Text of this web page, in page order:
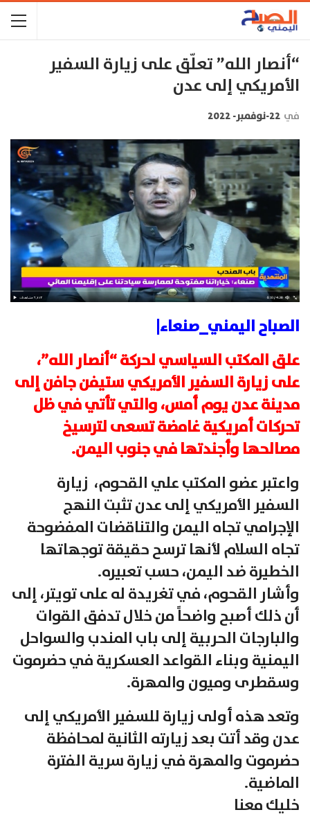
“أنصار الله” تعلّق على زيارة السفير
الأمريكي إلى عدن
في 22-نوفمبر- 2022
الصباح اليمني_صنعاء|
علق المكتب السياسي لحركة “أنصار الله”،
على زيارة السفير الأمريكي ستيفن جافن إلى
مدينة عدن يوم أمس، والتي تأتي في ظل
تحركات أمريكية غامضة تسعى لترسيخ
مصالحها وأجندتها في جنوب اليمن.
واعتبر عضو المكتب علي القحوم، زيارة
السفير الأمريكي إلى عدن تثبت النهج
الإجرامي تجاه اليمن والتناقضات المفضوحة
تجاه السلام لأنها ترسح حقيقة توجهاتها
الخطيرة ضد اليمن، حسب تعبيره.
وأشار القحوم، في تغريدة له على تويتر، إلى
أن ذلك أصبح واضحاً من خلال تدفق القوات
والبارجات الحربية إلى باب المندب والسواحل
اليمنية وبناء القواعد العسكرية في حضرموت
وسقطرى وميون والمهرة.
وتعد هذه أولى زيارة للسفير الأمريكي إلى
عدن وقد أتت بعد زيارته الثانية لمحافظة
حضرموت والمهرة في زيارة سرية الفترة
الماضية.
خليك معنا